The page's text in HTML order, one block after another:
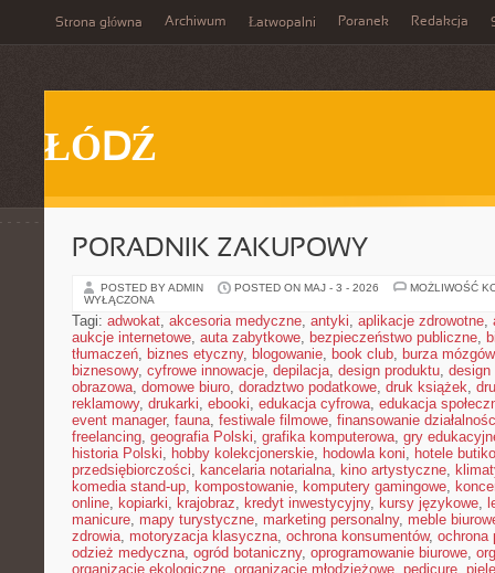
Strona główna Archiwum Łatwopalni Poranek Redakcja
ŁÓDŹ
PORADNIK ZAKUPOWY
POSTED BY ADMIN POSTED ON MAJ - 3 - 2026
MOŻLIWOŚĆ
WYŁĄCZONA
Tagi: adwokat, akcesoria medyczne, antyki, aplikacje zdrowotne,
aukcje internetowe, auta zabytkowe, bezpieczeństwo publiczne,
tłumaczeń, biznes etyczny, blogowanie, book club, burza mózgów
biznesowy, cyfrowe innowacje, depilacja, design produktu, design
obrazowa, domowe biuro, doradztwo podatkowe, druk książek,
reklamowy, drukarki, ebooki, edukacja cyfrowa, edukacja
event manager, fauna, festiwale filmowe, finansowanie
freelancing, geografia Polski, grafika komputerowa, gry
historia Polski, hobby kolekcjonerskie, hodowla koni, hotele
przedsiębiorczości, kancelaria notarialna, kino artystyczne,
komedia stand-up, kompostowanie, komputery gamingowe,
online, kopiarki, krajobraz, kredyt inwestycyjny, kursy językowe,
manicure, mapy turystyczne, marketing personalny, meble
zdrowia, motoryzacja klasyczna, ochrona konsumentów, ochrona
odzież medyczna, ogród botaniczny, oprogramowanie biurowe,
organizacje ekologiczne, organizacje młodzieżowe, pedicure,